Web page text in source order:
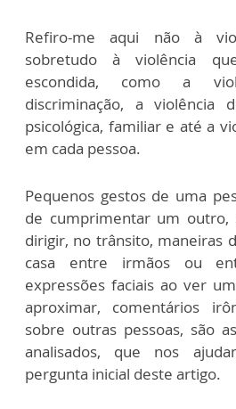
Refiro-me aqui não à
sobretudo à violência
escondida, como a
discriminação, a violência
psicológica, familiar e até a
em cada pessoa.
Pequenos gestos de uma
de cumprimentar um
dirigir, no trânsito, maneiras
casa entre irmãos ou
expressões faciais ao ver
aproximar, comentários
sobre outras pessoas, são
analisados, que nos
pergunta inicial deste artigo.